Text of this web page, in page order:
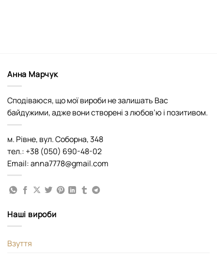
Анна Марчук
Сподіваюся, що мої вироби не залишать Вас
байдужими, адже вони створені з любов’ю і позитивом.
м. Рівне, вул. Соборна, 348
тел.: +38 (050) 690-48-02
Email: anna7778@gmail.com
Наші вироби
Взуття